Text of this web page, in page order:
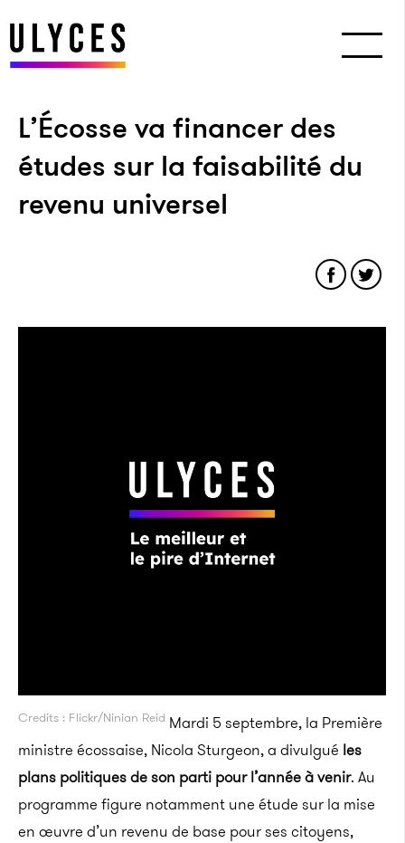
L’Écosse va financer des
études sur la faisabilité du
revenu universel
Credits : Flickr/Ninian Reid Mardi 5 septembre, la Première
ministre écossaise, Nicola Sturgeon, a divulgué les
plans politiques de son parti pour l’année à venir. Au
programme figure notamment une étude sur la mise
en œuvre d’un revenu de base pour ses citoyens,